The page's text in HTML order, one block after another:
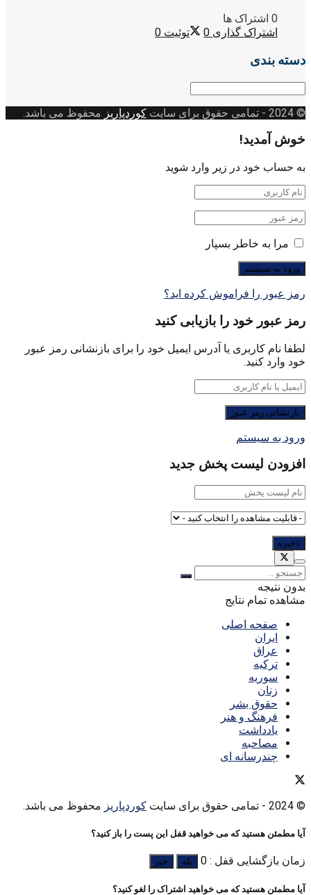
0 اشتراک ها
اشتراک گذاری 0 توئیت 0
دسته بندی
دسته
© 2024
- تمامی حقوق برای سایت کوردپاریز محفوظ می باشد.
خوش آمدید!
به حساب خود در زیر وارد شوید
مرا به خاطر بسپار
رمز عبور را فراموش کرده اید؟
رمز عبور خود را بازیابی کنید
لطفا نام کاربری یا آدرس ایمیل خود را برای بازنشانی رمز عبور
خود وارد کنید.
ورود به سیستم
افزودن لیست پخش جدید
بدون نتیجه
مشاهده تمام نتایج
صفحه اصلی
ایران
عراق
ترکیه
سوریه
زنان
حقوق بشر
فرهنگ و هنر
یادداشت
مصاحبه
چندرسانه ای
© 2024 - تمامی حقوق برای سایت کوردپاریز محفوظ می باشد.
آیا مطمئن هستید که می خواهید قفل این پست را باز کنید؟
زمان بازگشایی قفل : 0 بله خیر
آیا مطمئن هستید که می خواهید اشتراک را لغو کنید؟